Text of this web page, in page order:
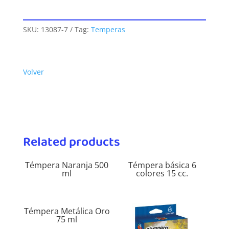
SKU: 13087-7 Tag: Temperas
Volver
Related products
Témpera Naranja 500
ml
Témpera básica 6
colores 15 cc.
Témpera Metálica Oro
75 ml